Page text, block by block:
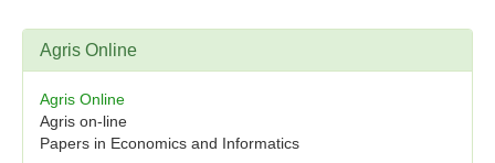
Agris Online
Agris Online
Agris on-line
Papers in Economics and Informatics